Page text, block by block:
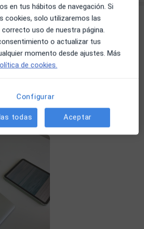
terapia online? Este recurso se ha
opción cada vez más popular, y
beneficios destaca la
acceder a tu sesión desde
ni prisas. Además,
flexibilidad horaria, lo que facilita
ocupadas.
un extra de intimidad y
que muchas personas se sienten
hablando desde un entorno
en tus hábitos de navegación. Si
cookies, solo utilizaremos las
correcto uso de nuestra página.
o actualizar tus
momento desde ajustes. Más
de cookies.
Configurar
todas Aceptar